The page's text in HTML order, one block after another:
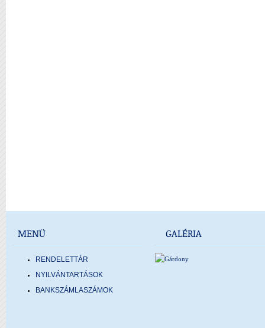
MENÜ
RENDELETTÁR
NYILVÁNTARTÁSOK
BANKSZÁMLASZÁMOK
GALÉRIA